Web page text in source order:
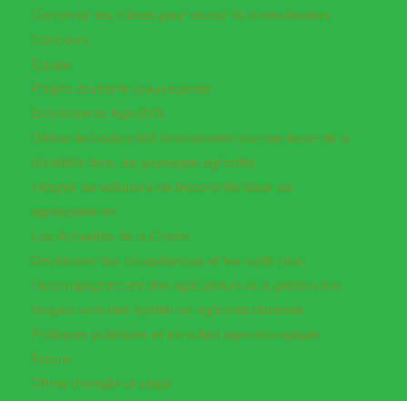
Concevoir les filières pour réussir la diversification
Concours
Equipe
Projets étudiants (sauvegarde)
Evénements AgroSYS
Utiliser la biodiversité fonctionnelle comme levier de la
durabilité dans les paysages agricoles
Intégrer les solutions de biocontrôle dans les
agrosystèmes
Les Actualités de la Chaire
Développer les compétences et les outils pour
l’accompagnement des agriculteurs et la gestion des
risques vers des systèmes agricoles durables
Politiques publiques et transition agro-écologique
Forum
Offres d’emploi et stage